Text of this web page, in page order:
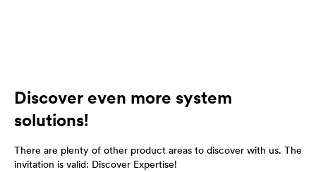
Discover even more system
solutions!
There are plenty of other product areas to discover with us. The
invitation is valid: Discover Expertise!